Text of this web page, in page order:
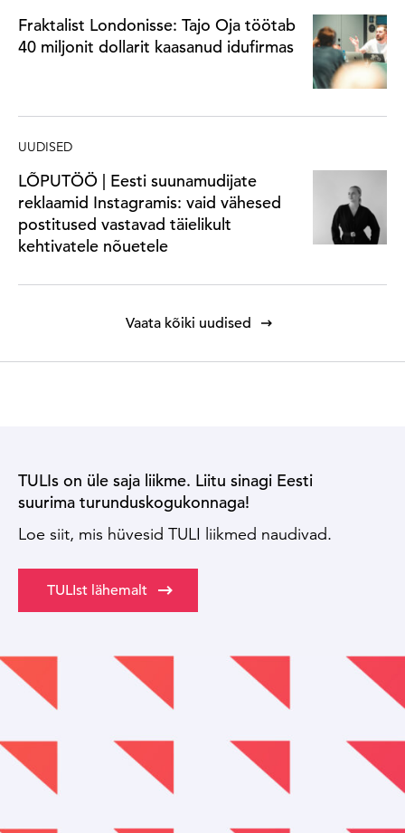
Fraktalist Londonisse: Tajo Oja töötab
40 miljonit dollarit kaasanud idufirmas
UUDISED
LÕPUTÖÖ | Eesti suunamudijate
reklaamid Instagramis: vaid vähesed
postitused vastavad täielikult
kehtivatele nõuetele
Vaata kõiki uudised
TULIs on üle saja liikme. Liitu sinagi Eesti
suurima turunduskogukonnaga!
Loe siit, mis hüvesid TULI liikmed naudivad.
TULIst lähemalt